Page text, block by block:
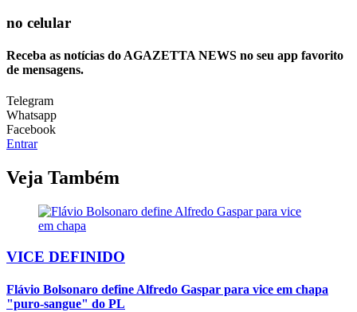
no celular
Receba as notícias do AGAZETTA NEWS no seu app favorito
de mensagens.
Telegram
Whatsapp
Facebook
Entrar
Veja Também
VICE DEFINIDO
Flávio Bolsonaro define Alfredo Gaspar para vice em chapa
"puro-sangue" do PL